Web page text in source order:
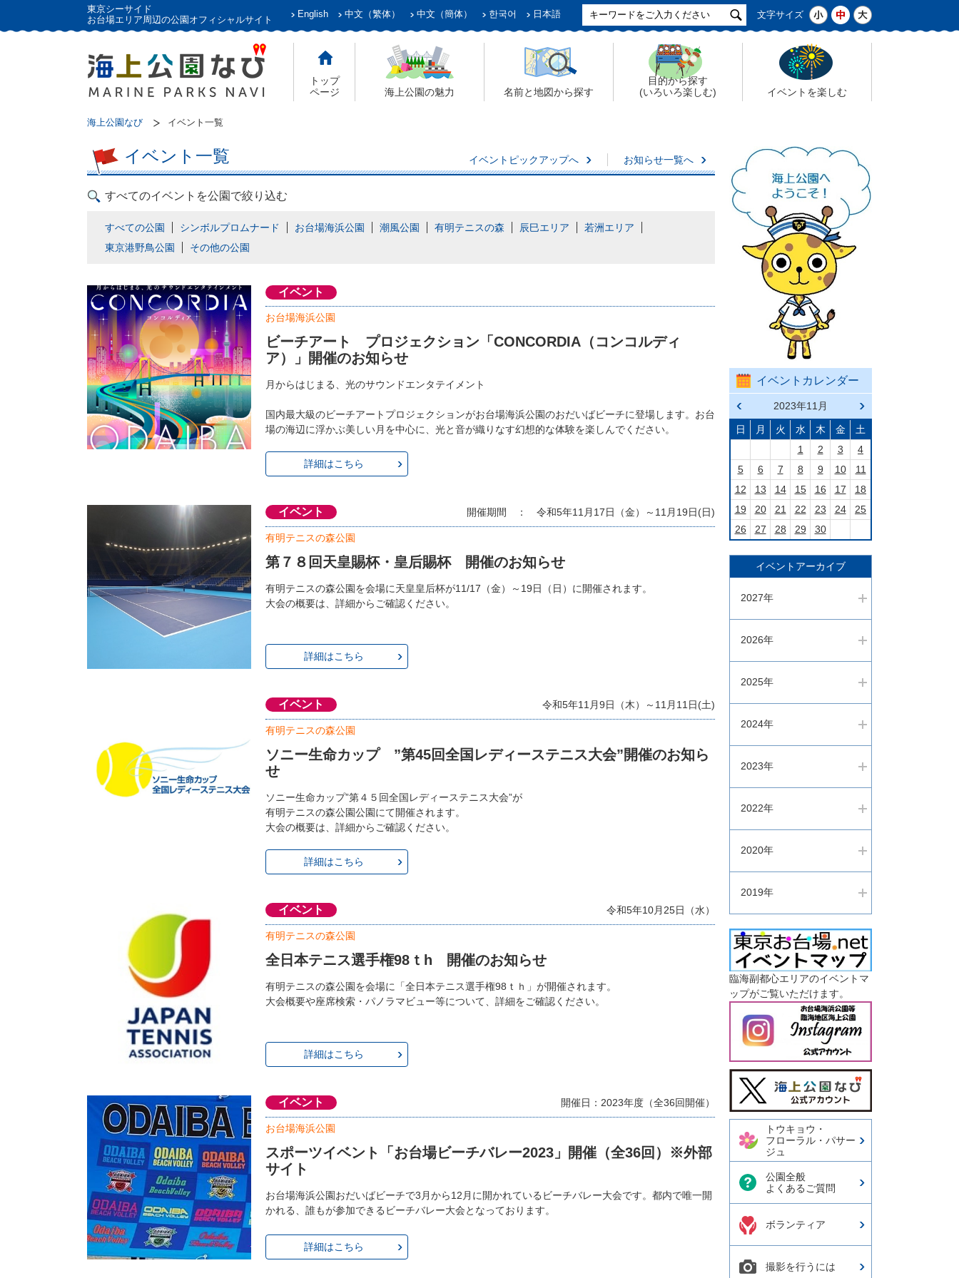
東京シーサイド
お台場エリア周辺の公園オフィシャルサイト
English 中文（繁体） 中文（簡体） 한국어 日本語 文字サイズ
トップ
ページ
海上公園の魅力 名前と地図から探す
目的から探す
(いろいろ楽しむ)
イベントを楽しむ
海上公園なび イベント一覧
イベント一覧 イベントピックアップへ お知らせ一覧へ
すべてのイベントを公園で絞り込む
すべての公園 シンボルプロムナード お台場海浜公園 潮風公園 有明テニスの森 辰巳エリア
若洲エリア
東京港野鳥公園
その他の公園
イベント
お台場海浜公園
ビーチアート プロジェクション「CONCORDIA（コンコルディ
ア）」開催のお知らせ
月からはじまる、光のサウンドエンタテイメント
国内最大級のビーチアートプロジェクションがお台場海浜公園のおだいばビーチに登場します。お台
場の海辺に浮かぶ美しい月を中心に、光と音が織りなす幻想的な体験を楽しんでください。
詳細はこちら
イベント 開催期間 ： 令和5年11月17日（金）～11月19日(日)
有明テニスの森公園
第７８回天皇賜杯・皇后賜杯 開催のお知らせ
有明テニスの森公園を会場に天皇皇后杯が11/17（金）～19日（日）に開催されます。
大会の概要は、詳細からご確認ください。
詳細はこちら
イベント 令和5年11月9日（木）～11月11日(土)
有明テニスの森公園
ソニー生命カップ ”第45回全国レディーステニス大会”開催のお知ら
せ
ソニー生命カップ”第４５回全国レディーステニス大会”が
有明テニスの森公園公園にて開催されます。
大会の概要は、詳細からご確認ください。
詳細はこちら
イベント 令和5年10月25日（水）
有明テニスの森公園
全日本テニス選手権98ｔh 開催のお知らせ
有明テニスの森公園を会場に「全日本テニス選手権98ｔｈ」が開催されます。
大会概要や座席検索・パノラマビュー等について、詳細をご確認ください。
詳細はこちら
イベント 開催日：2023年度（全36回開催）
お台場海浜公園
スポーツイベント「お台場ビーチバレー2023」開催（全36回）※外部
サイト
お台場海浜公園おだいばビーチで3月から12月に開かれているビーチバレー大会です。都内で唯一開
かれる、誰もが参加できるビーチバレー大会となっております。
詳細はこちら
イベントカレンダー
前の
月へ
戻る
2023年11月
次の
月へ
進む
日 月 火 水 木 金
土
1
2 3
4
5
6 7 8 9 10
11
12
13 14 15 16 17
18
19
20 21 22 23 24
25
26
27 28 29 30
イベントアーカイブ
2027年
2026年
2025年
2024年
2023年
2022年
2020年
2019年
臨海副都心エリアのイベントマ
ップがご覧いただけます。
今日の東京港埠頭㈱【公式
X】
トウキョウ・
フローラル・パサー
ジュ
公園全般
よくあるご質問
ボランティア
撮影を行うには